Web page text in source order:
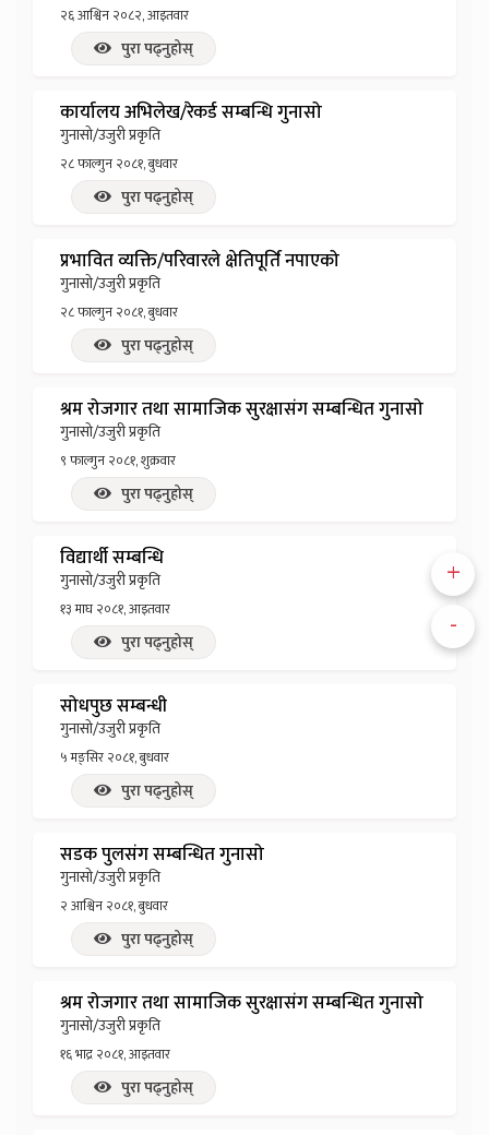
+
-
२६ आश्विन २०८२, आइतवार
पुरा पढ्नुहोस्
कार्यालय अभिलेख/रेकर्ड सम्बन्धि गुनासो
गुनासो/उजुरी प्रकृति
२८ फाल्गुन २०८१, बुधवार
पुरा पढ्नुहोस्
प्रभावित व्यक्ति/परिवारले क्षेतिपूर्ति नपाएको
गुनासो/उजुरी प्रकृति
२८ फाल्गुन २०८१, बुधवार
पुरा पढ्नुहोस्
श्रम रोजगार तथा सामाजिक सुरक्षासंग सम्बन्धित गुनासो
गुनासो/उजुरी प्रकृति
९ फाल्गुन २०८१, शुक्रवार
पुरा पढ्नुहोस्
विद्यार्थी सम्बन्धि
गुनासो/उजुरी प्रकृति
१३ माघ २०८१, आइतवार
पुरा पढ्नुहोस्
सोधपुछ सम्बन्धी
गुनासो/उजुरी प्रकृति
५ मङ्सिर २०८१, बुधवार
पुरा पढ्नुहोस्
सडक पुलसंग सम्बन्धित गुनासो
गुनासो/उजुरी प्रकृति
२ आश्विन २०८१, बुधवार
पुरा पढ्नुहोस्
श्रम रोजगार तथा सामाजिक सुरक्षासंग सम्बन्धित गुनासो
गुनासो/उजुरी प्रकृति
१६ भाद्र २०८१, आइतवार
पुरा पढ्नुहोस्